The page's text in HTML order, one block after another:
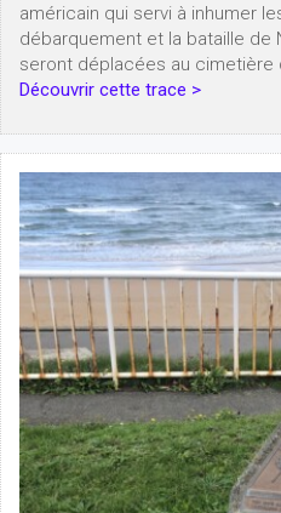
américain qui servi à inhumer
débarquement et la bataille de
seront déplacées au cimetière
Découvrir cette trace >